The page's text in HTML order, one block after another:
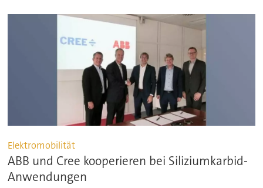
Elektromobilität
ABB und Cree kooperieren bei Siliziumkarbid-
Anwendungen